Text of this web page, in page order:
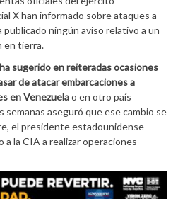
X han informado sobre ataques a
publicado ningún aviso relativo a un
en tierra.
sugerido en reiteradas ocasiones
de atacar embarcaciones a
en Venezuelao en otro país
semanas aseguró que ese cambio se
el presidente estadounidense
la CIA a realizar operaciones